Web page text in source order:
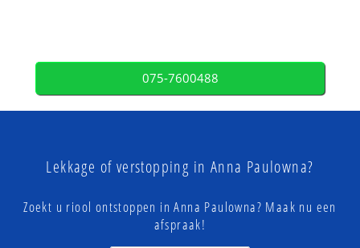
075-7600488
Lekkage of verstopping in Anna Paulowna?
Zoekt u riool ontstoppen in Anna Paulowna? Maak nu een
afspraak!